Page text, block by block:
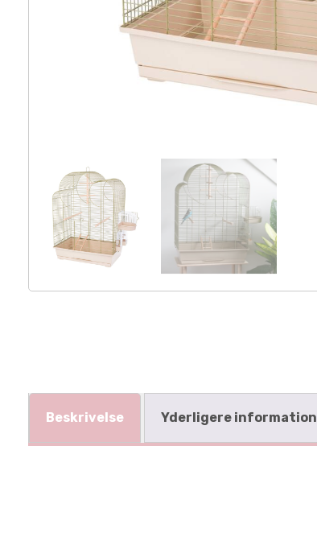
Beskrivelse Yderligere information